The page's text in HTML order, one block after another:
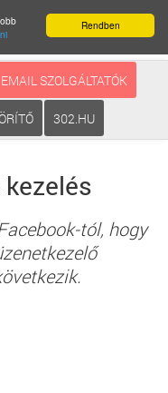
Rendben
EMAIL SZOLGÁLTATÓK
302.HU
tól, hogy